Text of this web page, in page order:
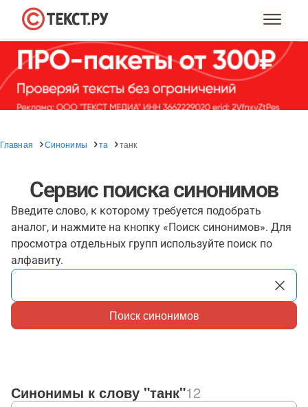
Главная Синонимы та танк
Сервис поиска синонимов
Введите слово, к которому требуется подобрать
аналог, и нажмите на кнопку «Поиск синонимов». Для
просмотра отдельных групп используйте поиск по
алфавиту.
Поиск синонимов
Синонимы к слову "танк"12